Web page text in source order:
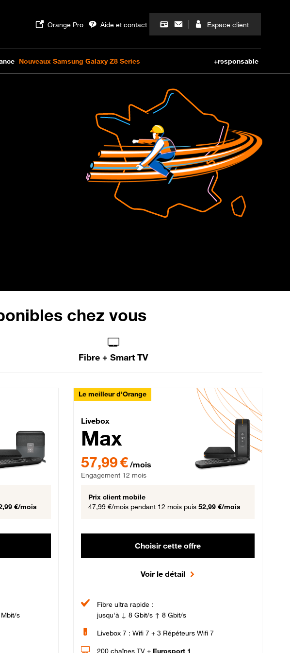
chez vous
Fibre + Smart TV
€/mois
s
Le meilleur d'Orange
Livebox Max Fibre
Livebox
Max
57,99 € /mois
Engagement 12 mois
Prix client mobile
47,99 €/mois pendant 12 mois puis 52,99 €/mois
Choisir cette offre
Voir le détail
Fibre ultra rapide :
jusqu'à ↓ 8 Gbit/s ↑ 8 Gbit/s
Livebox 7 : Wifi 7 + 3 Répéteurs Wifi 7
200 chaînes TV + Eurosport 1